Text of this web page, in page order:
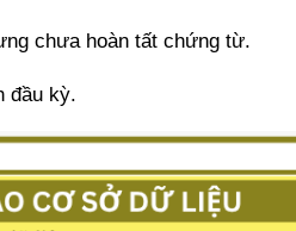
chưa hoàn tất chứng từ.
đầu kỳ.